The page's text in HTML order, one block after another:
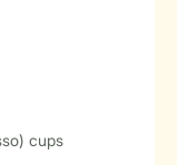
cups